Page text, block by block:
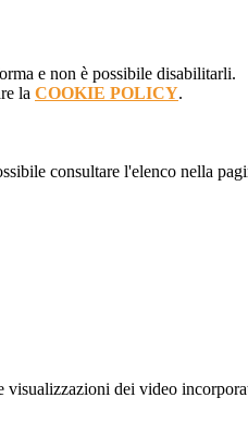
e non è possibile disabilitarli.
la COOKIE POLICY.
consultare l'elenco nella
visualizzazioni dei video